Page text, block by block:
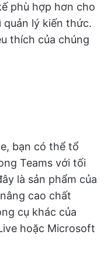
phù hợp hơn cho
lý kiến thức.
thích của chúng
bạn có thể tổ
Teams với tối
là sản phẩm của
cao chất
cụ khác của
hoặc Microsoft